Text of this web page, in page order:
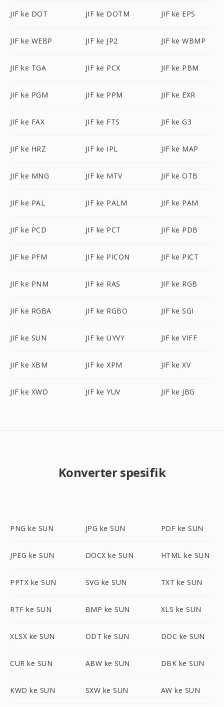
JIF ke DOT JIF ke DOTM JIF ke EPS
JIF ke WEBP JIF ke JP2 JIF ke WBMP
JIF ke TGA JIF ke PCX JIF ke PBM
JIF ke PGM JIF ke PPM JIF ke EXR
JIF ke FAX JIF ke FTS JIF ke G3
JIF ke HRZ JIF ke IPL JIF ke MAP
JIF ke MNG JIF ke MTV JIF ke OTB
JIF ke PAL JIF ke PALM JIF ke PAM
JIF ke PCD JIF ke PCT JIF ke PDB
JIF ke PFM JIF ke PICON JIF ke PICT
JIF ke PNM JIF ke RAS JIF ke RGB
JIF ke RGBA JIF ke RGBO JIF ke SGI
JIF ke SUN JIF ke UYVY JIF ke VIFF
JIF ke XBM JIF ke XPM JIF ke XV
JIF ke XWD JIF ke YUV JIF ke JBG
Konverter spesifik
PNG ke SUN JPG ke SUN PDF ke SUN
JPEG ke SUN DOCX ke SUN HTML ke SUN
PPTX ke SUN SVG ke SUN TXT ke SUN
RTF ke SUN BMP ke SUN XLS ke SUN
XLSX ke SUN ODT ke SUN DOC ke SUN
CUR ke SUN ABW ke SUN DBK ke SUN
KWD ke SUN SXW ke SUN AW ke SUN